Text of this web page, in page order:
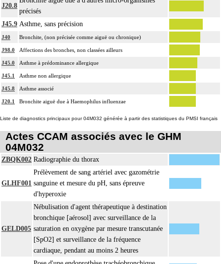
J20.8
précisés
J45.9 Asthme, sans précision
J40 Bronchite, (non précisée comme aiguë ou chronique)
J98.0 Affections des bronches, non classées ailleurs
J45.0 Asthme à prédominance allergique
J45.1 Asthme non allergique
J45.8 Asthme associé
J20.1 Bronchite aiguë due à Haemophilus influenzae
Liste de diagnostics principaux pour 04M032 générée à partir des statistiques du PMSI français
Actes CCAM associés avec le GHM
04M032
ZBQK002 Radiographie du thorax
GLHF001
Prélèvement de sang artériel avec gazométrie
sanguine et mesure du pH, sans épreuve
d'hyperoxie
GELD005
Nébulisation d'agent thérapeutique à destination
bronchique [aérosol] avec surveillance de la
saturation en oxygène par mesure transcutanée
[SpO2] et surveillance de la fréquence
cardiaque, pendant au moins 2 heures